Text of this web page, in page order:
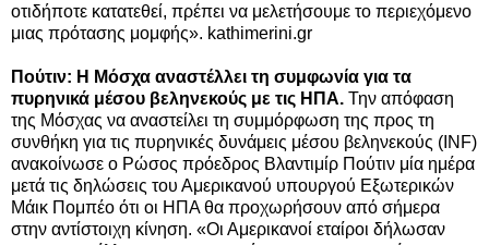
οτιδήποτε κατατεθεί, πρέπει να μελετήσουμε το περιεχόμενο
μιας πρότασης μομφής». kathimerini.gr
Πούτιν: Η Μόσχα αναστέλλει τη συμφωνία για τα
πυρηνικά μέσου βεληνεκούς με τις ΗΠΑ. Την απόφαση
της Μόσχας να αναστείλει τη συμμόρφωση της προς τη
συνθήκη για τις πυρηνικές δυνάμεις μέσου βεληνεκούς (INF)
ανακοίνωσε ο Ρώσος πρόεδρος Βλαντιμίρ Πούτιν μία ημέρα
μετά τις δηλώσεις του Αμερικανού υπουργού Εξωτερικών
Μάικ Πομπέο ότι οι ΗΠΑ θα προχωρήσουν από σήμερα
στην αντίστοιχη κίνηση. «Οι Αμερικανοί εταίροι δήλωσαν